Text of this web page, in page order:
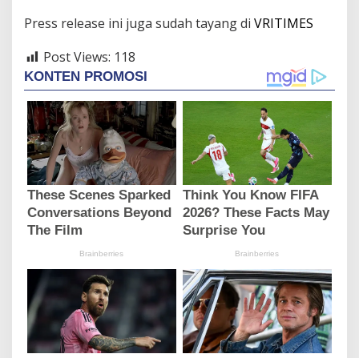
Press release ini juga sudah tayang di VRITIMES
Post Views: 118